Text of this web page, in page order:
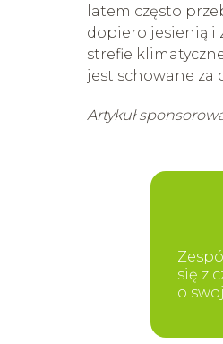
latem często
dopiero jesienią i
strefie
jest schowane za
Artykuł
się z
o